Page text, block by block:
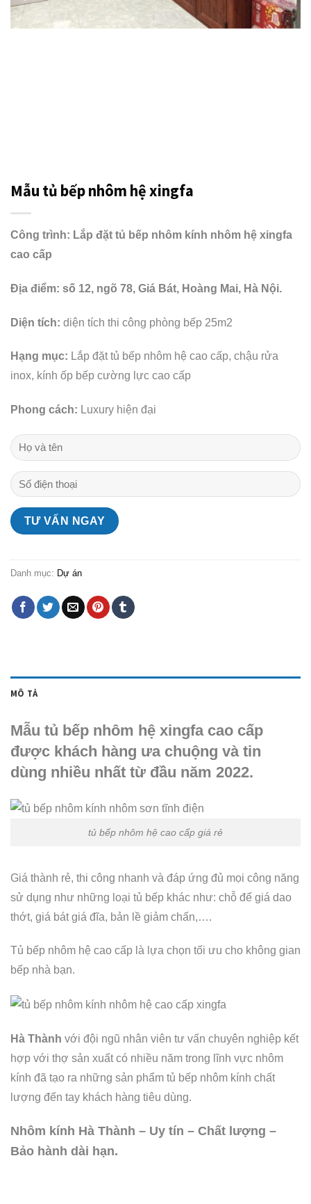
Mẫu tủ bếp nhôm hệ xingfa
Công trình: Lắp đặt tủ bếp nhôm kính nhôm hệ xingfa
cao cấp
Địa điểm: số 12, ngõ 78, Giá Bát, Hoàng Mai, Hà Nội.
Diện tích: diện tích thi công phòng bếp 25m2
Hạng mục: Lắp đặt tủ bếp nhôm hệ cao cấp, chậu rửa
inox, kính ốp bếp cường lực cao cấp
Phong cách: Luxury hiện đại
Danh mục: Dự án
MÔ TẢ
Mẫu tủ bếp nhôm hệ xingfa cao cấp
được khách hàng ưa chuộng và tin
dùng nhiều nhất từ đầu năm 2022.
tủ bếp nhôm hệ cao cấp giá rẻ
Giá thành rẻ, thi công nhanh và đáp ứng đủ mọi công năng
sử dụng như những loại tủ bếp khác như: chỗ để giá dao
thớt, giá bát giá đĩa, bản lề giảm chấn,….
Tủ bếp nhôm hệ cao cấp là lựa chọn tối ưu cho không gian
bếp nhà bạn.
Hà Thành với đội ngũ nhân viên tư vấn chuyên nghiệp kết
hợp với thợ sản xuất có nhiều năm trong lĩnh vực nhôm
kính đã tạo ra những sản phẩm tủ bếp nhôm kính chất
lượng đến tay khách hàng tiêu dùng.
Nhôm kính Hà Thành – Uy tín – Chất lượng –
Bảo hành dài hạn.